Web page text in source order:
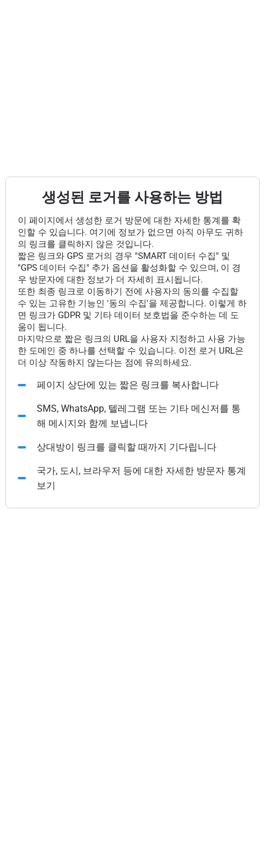
생성된 로거를 사용하는 방법
이 페이지에서 생성한 로거 방문에 대한 자세한 통계를 확
인할 수 있습니다. 여기에 정보가 없으면 아직 아무도 귀하
의 링크를 클릭하지 않은 것입니다.
짧은 링크와 GPS 로거의 경우 "SMART 데이터 수집" 및
"GPS 데이터 수집" 추가 옵션을 활성화할 수 있으며, 이 경
우 방문자에 대한 정보가 더 자세히 표시됩니다.
또한 최종 링크로 이동하기 전에 사용자의 동의를 수집할
수 있는 고유한 기능인 '동의 수집'을 제공합니다. 이렇게 하
면 링크가 GDPR 및 기타 데이터 보호법을 준수하는 데 도
움이 됩니다.
마지막으로 짧은 링크의 URL을 사용자 지정하고 사용 가능
한 도메인 중 하나를 선택할 수 있습니다. 이전 로거 URL은
더 이상 작동하지 않는다는 점에 유의하세요.
페이지 상단에 있는 짧은 링크를 복사합니다
SMS, WhatsApp, 텔레그램 또는 기타 메신저를 통
해 메시지와 함께 보냅니다
상대방이 링크를 클릭할 때까지 기다립니다
국가, 도시, 브라우저 등에 대한 자세한 방문자 통계
보기